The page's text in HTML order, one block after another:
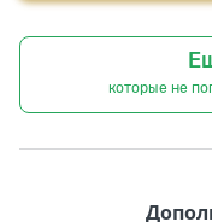
которые не